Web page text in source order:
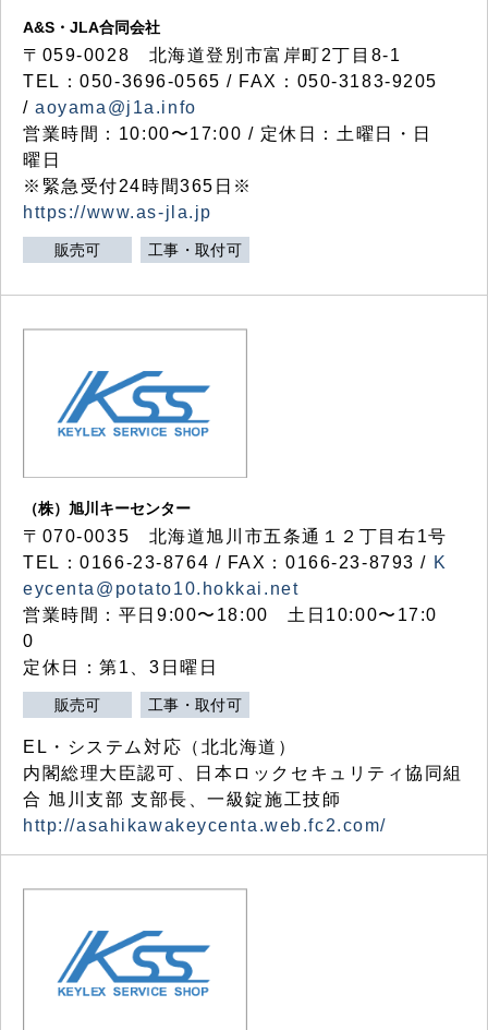
A&S・JLA合同会社
〒 059-0028 北海道登別市富岸町2丁目 8-1
TEL：050-3696-0565 / FAX：050-3183-9205
/aoyama@j1a.info
営業時間：10:00〜17:00 / 定休日：土曜日・日
曜日
※緊急受付24時間365日※
https://www.as-jla.jp
販売可 工事・取付可
（株）旭川キーセンター
〒070-0035 北海道旭川市五条通１２丁目右1号
TEL：0166-23-8764 / FAX：0166-23-8793 / K
eycenta@potato10.hokkai.net
営業時間：平日9:00〜18:00 土日10:00〜17:0
0
定休日：第1、3日曜日
販売可 工事・取付可
EL・システム対応（北北海道）
内閣総理大臣認可、日本ロックセキュリティ協同組
合 旭川支部 支部長、一級錠施工技師
http://asahikawakeycenta.web.fc2.com/